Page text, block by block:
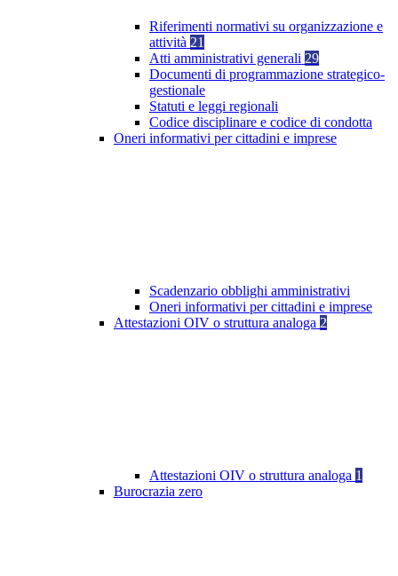
Riferimenti normativi su organizzazione e
attività 21
Atti amministrativi generali 29
Documenti di programmazione strategico-
gestionale
Statuti e leggi regionali
Codice disciplinare e codice di condotta
Oneri informativi per cittadini e imprese
Scadenzario obblighi amministrativi
Oneri informativi per cittadini e imprese
Attestazioni OIV o struttura analoga 2
Attestazioni OIV o struttura analoga 1
Burocrazia zero